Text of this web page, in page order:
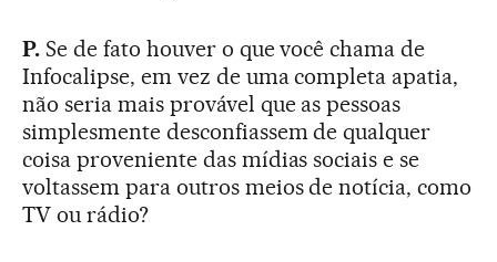
P.Se de fato houver o que você chama de
Infocalipse, em vez de uma completa apatia,
não seria mais provável que as pessoas
simplesmente desconfiassem de qualquer
coisa proveniente das mídias sociais e se
voltassem para outros meios de notícia, como
TV ou rádio?